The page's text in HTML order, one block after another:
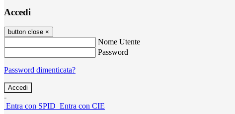
Accedi
button close ×
Nome Utente
Password
Password dimenticata?
-
Entra con SPID Entra con CIE